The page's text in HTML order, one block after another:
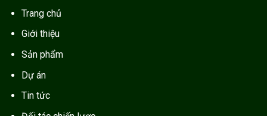
Trang chủ
Giới thiệu
Sản phẩm
Dự án
Tin tức